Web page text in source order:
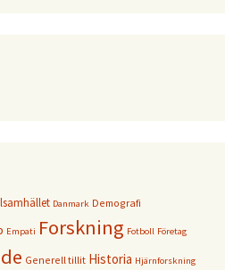
Danmark Demografi
Empati Forskning Fotboll Företag
Generell tillit Historia Hjärnforskning